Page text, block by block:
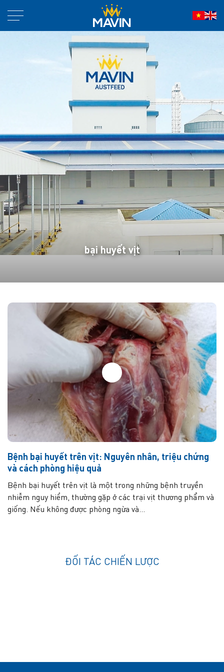
bại huyết vịt
Bệnh bại huyết trên vịt: Nguyên nhân, triệu chứng
và cách phòng hiệu quả
Bệnh bại huyết trên vịt là một trong những bệnh truyền
nhiễm nguy hiểm, thường gặp ở các trại vịt thương phẩm và
giống. Nếu không được phòng ngừa và...
ĐỐI TÁC CHIẾN LƯỢC